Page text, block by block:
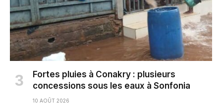
Fortes pluies à Conakry : plusieurs
concessions sous les eaux à Sonfonia
10 AOÛT 2026